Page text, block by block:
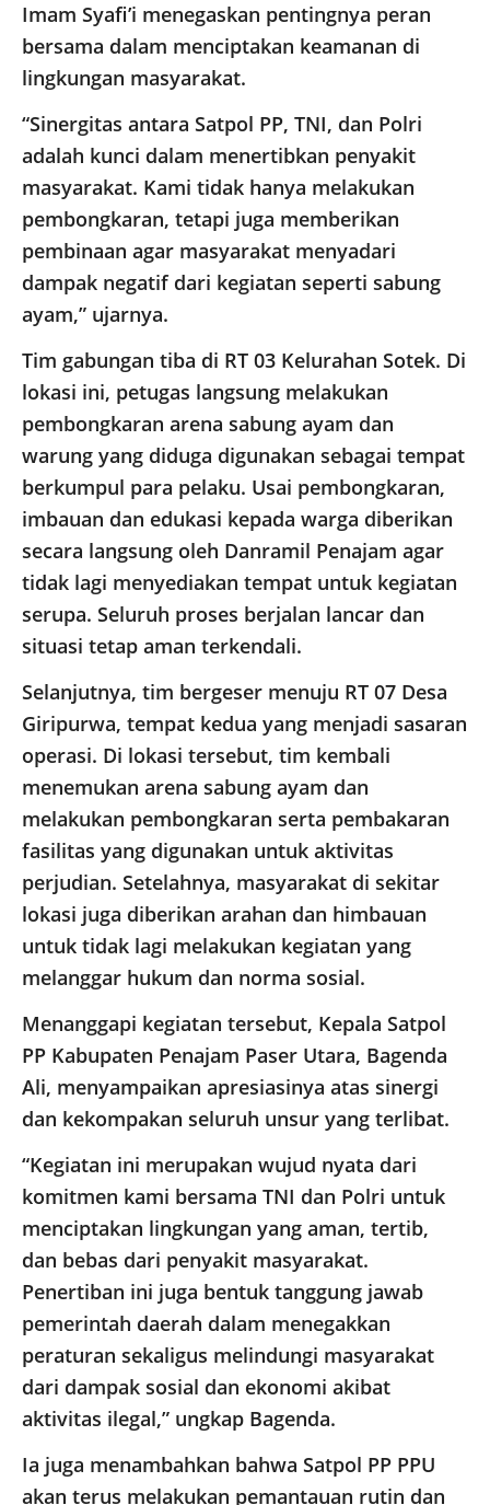
Imam Syafi’i menegaskan pentingnya peran
bersama dalam menciptakan keamanan di
lingkungan masyarakat.
“Sinergitas antara Satpol PP, TNI, dan Polri
adalah kunci dalam menertibkan penyakit
masyarakat. Kami tidak hanya melakukan
pembongkaran, tetapi juga memberikan
pembinaan agar masyarakat menyadari
dampak negatif dari kegiatan seperti sabung
ayam,” ujarnya.
Tim gabungan tiba di RT 03 Kelurahan Sotek. Di
lokasi ini, petugas langsung melakukan
pembongkaran arena sabung ayam dan
warung yang diduga digunakan sebagai tempat
berkumpul para pelaku. Usai pembongkaran,
imbauan dan edukasi kepada warga diberikan
secara langsung oleh Danramil Penajam agar
tidak lagi menyediakan tempat untuk kegiatan
serupa. Seluruh proses berjalan lancar dan
situasi tetap aman terkendali.
Selanjutnya, tim bergeser menuju RT 07 Desa
Giripurwa, tempat kedua yang menjadi sasaran
operasi. Di lokasi tersebut, tim kembali
menemukan arena sabung ayam dan
melakukan pembongkaran serta pembakaran
fasilitas yang digunakan untuk aktivitas
perjudian. Setelahnya, masyarakat di sekitar
lokasi juga diberikan arahan dan himbauan
untuk tidak lagi melakukan kegiatan yang
melanggar hukum dan norma sosial.
Menanggapi kegiatan tersebut, Kepala Satpol
PP Kabupaten Penajam Paser Utara, Bagenda
Ali, menyampaikan apresiasinya atas sinergi
dan kekompakan seluruh unsur yang terlibat.
“Kegiatan ini merupakan wujud nyata dari
komitmen kami bersama TNI dan Polri untuk
menciptakan lingkungan yang aman, tertib,
dan bebas dari penyakit masyarakat.
Penertiban ini juga bentuk tanggung jawab
pemerintah daerah dalam menegakkan
peraturan sekaligus melindungi masyarakat
dari dampak sosial dan ekonomi akibat
aktivitas ilegal,” ungkap Bagenda.
Ia juga menambahkan bahwa Satpol PP PPU
akan terus melakukan pemantauan rutin dan